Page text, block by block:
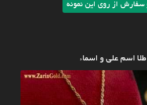
سفارش از روی این نمونه
اسم علی و اسماء